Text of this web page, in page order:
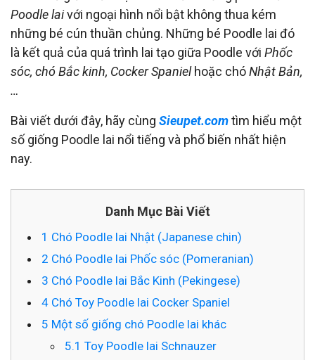
Poodle laivới ngoại hình nổi bật không thua kém
những bé cún thuần chủng. Những bé Poodle lai đó
là kết quả của quá trình lai tạo giữa Poodle với Phốc
sóc, chó Bắc kinh, Cocker Spaniel hoặc chóNhật Bản,
…
Bài viết dưới đây, hãy cùng Sieupet.comtìm hiểu một
số giống Poodle lai nổi tiếng và phổ biến nhất hiện
nay.
Danh Mục Bài Viết
1 Chó Poodle lai Nhật (Japanese chin)
2 Chó Poodle lai Phốc sóc (Pomeranian)
3 Chó Poodle lai Bắc Kinh (Pekingese)
4 Chó Toy Poodle lai Cocker Spaniel
5 Một số giống chó Poodle lai khác
5.1 Toy Poodle lai Schnauzer